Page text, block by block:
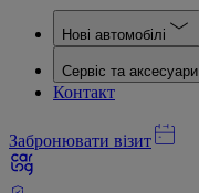
Нові автомобілі
Сервіс та аксесуари
Контакт
Забронювати візит